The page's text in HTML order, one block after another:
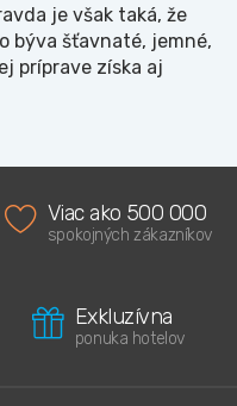
je však taká, že
býva šťavnaté, jemné,
príprave získa aj
Viac ako 500 000
spokojných zákazníkov
Exkluzívna
ponuka hotelov